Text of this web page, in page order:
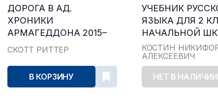
ДОРОГА В АД.
ХРОНИКИ
АРМАГЕДДОНА 2015–
2024
СКОТТ РИТТЕР
В КОРЗИНУ
УЧЕБНИК
ЯЗЫКА ДЛЯ 2
НАЧАЛЬНОЙ
КОСТИН
АЛЕКСЕЕВИЧ
НЕТ В НАЛИЧИИ